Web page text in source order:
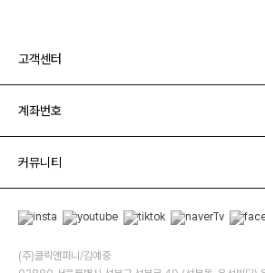
고객센터
계좌번호
커뮤니티
(주)클릭앤퍼니/김예중